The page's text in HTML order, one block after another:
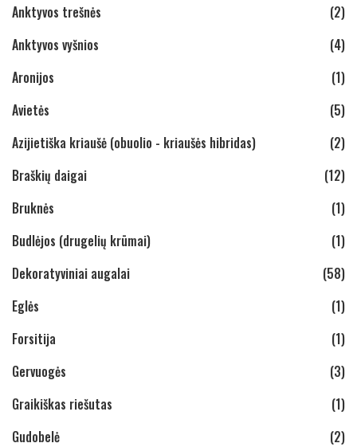
Anktyvos trešnės
(2)
Anktyvos vyšnios
(4)
Aronijos
(1)
Avietės
(5)
Azijietiška kriaušė (obuolio - kriaušės hibridas)
(2)
Braškių daigai
(12)
Bruknės
(1)
Budlėjos (drugelių krūmai)
(1)
Dekoratyviniai augalai
(58)
Eglės
(1)
Forsitija
(1)
Gervuogės
(3)
Graikiškas riešutas
(1)
Gudobelė
(2)